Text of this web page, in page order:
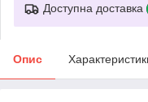
Доступна доставка
Опис